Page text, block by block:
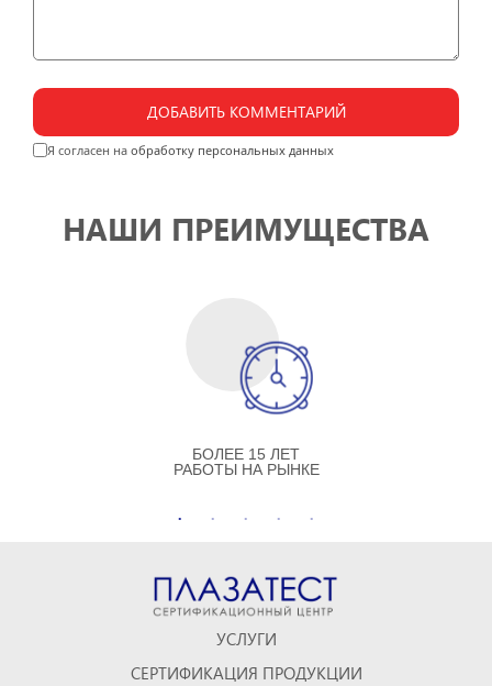
ДОБАВИТЬ КОММЕНТАРИЙ
Я согласен на обработку персональных данных
НАШИ ПРЕИМУЩЕСТВА
БОЛЕЕ 15 ЛЕТ
РАБОТЫ НА РЫНКЕ
УСЛУГИ
СЕРТИФИКАЦИЯ ПРОДУКЦИИ